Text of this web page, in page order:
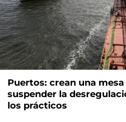
Puertos: crean una
suspender la
los prácticos